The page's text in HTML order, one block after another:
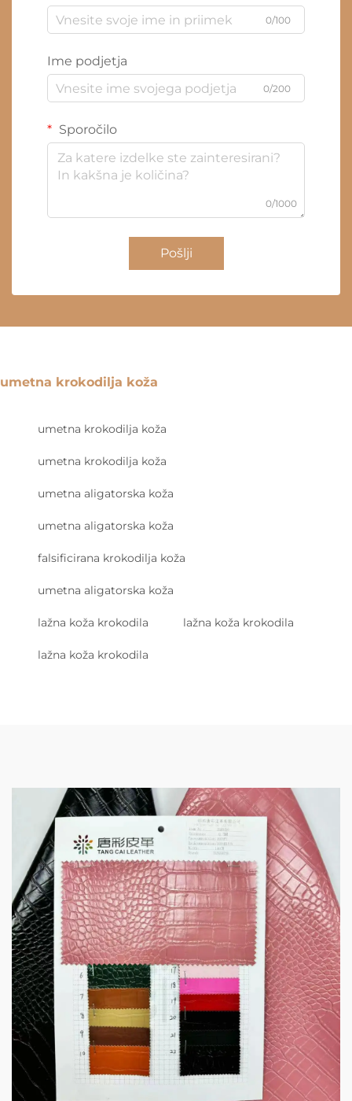
0/100
Ime podjetja
0/200
Sporočilo
0/1000
Pošlji
umetna krokodilja koža
umetna krokodilja koža
umetna krokodilja koža
umetna aligatorska koža
umetna aligatorska koža
falsificirana krokodilja koža
umetna aligatorska koža
lažna koža krokodila lažna koža krokodila
lažna koža krokodila